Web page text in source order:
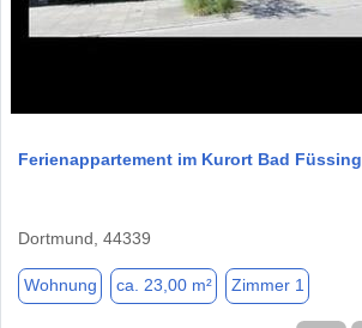
Ferienappartement im Kurort Bad Füssing
Dortmund, 44339
Wohnung ca. 23,00 m² Zimmer 1